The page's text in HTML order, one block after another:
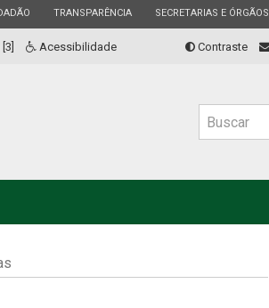
ESTADO
TRANSPARÊNCIA ESTADO
SECRETARIAS E ÓRGÃOS
Acessibilidade Contraste